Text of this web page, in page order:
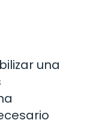
una